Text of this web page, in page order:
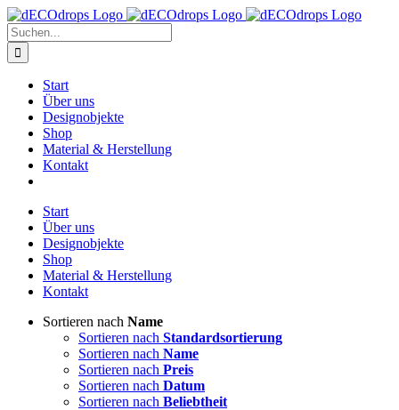
Zum
Inhalt
springen
Suche
nach:
Start
Über uns
Designobjekte
Shop
Material & Herstellung
Kontakt
Start
Über uns
Designobjekte
Shop
Material & Herstellung
Kontakt
Sortieren nach Name
Sortieren nach Standardsortierung
Sortieren nach Name
Sortieren nach Preis
Sortieren nach Datum
Sortieren nach Beliebtheit